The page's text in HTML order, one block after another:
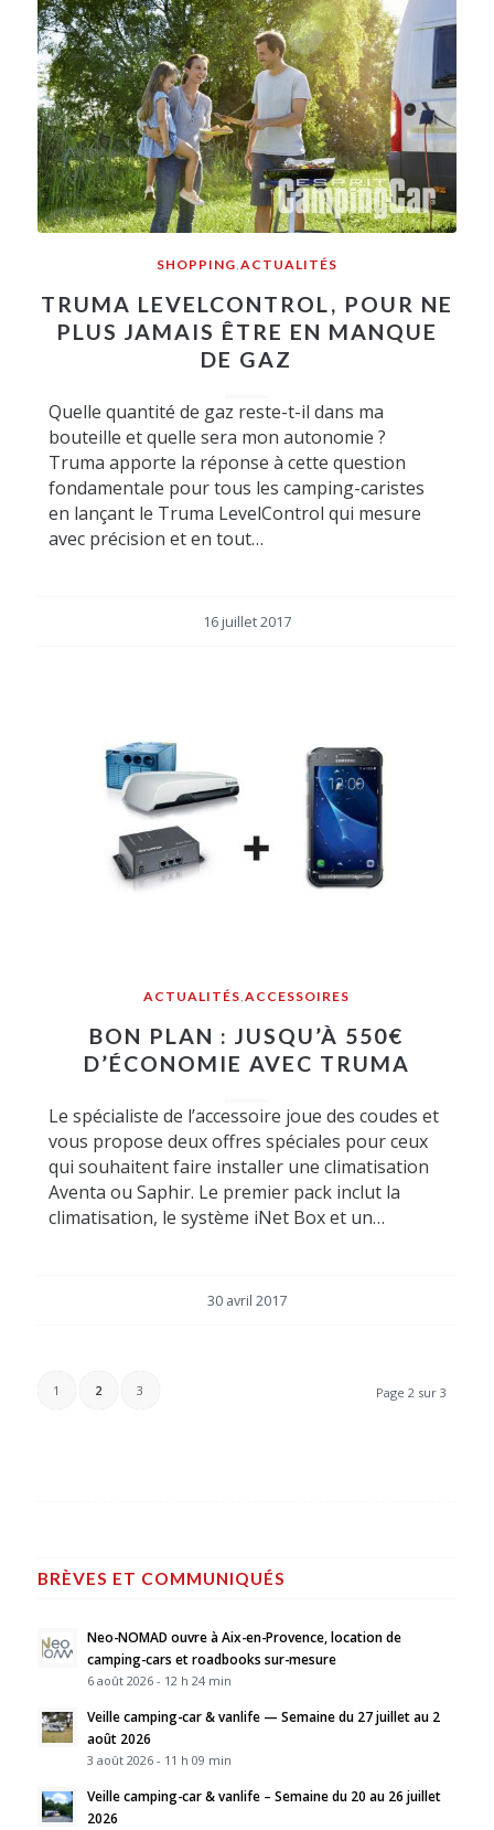
SHOPPING,ACTUALITÉS
TRUMA LEVELCONTROL, POUR NE
PLUS JAMAIS ÊTRE EN MANQUE
DE GAZ
Quelle quantité de gaz reste-t-il dans ma
bouteille et quelle sera mon autonomie ?
Truma apporte la réponse à cette question
fondamentale pour tous les camping-caristes
en lançant le Truma LevelControl qui mesure
avec précision et en tout…
16 juillet 2017
ACTUALITÉS,ACCESSOIRES
BON PLAN : JUSQU’À 550€
D’ÉCONOMIE AVEC TRUMA
Le spécialiste de l’accessoire joue des coudes et
vous propose deux offres spéciales pour ceux
qui souhaitent faire installer une climatisation
Aventa ou Saphir. Le premier pack inclut la
climatisation, le système iNet Box et un…
30 avril 2017
Page 2 sur 3
1 2 3
BRÈVES ET COMMUNIQUÉS
Neo-NOMAD ouvre à Aix-en-Provence, location de
camping-cars et roadbooks sur-mesure
6 août 2026 - 12 h 24 min
Veille camping-car & vanlife — Semaine du 27 juillet au 2
août 2026
3 août 2026 - 11 h 09 min
Veille camping-car & vanlife – Semaine du 20 au 26 juillet
2026